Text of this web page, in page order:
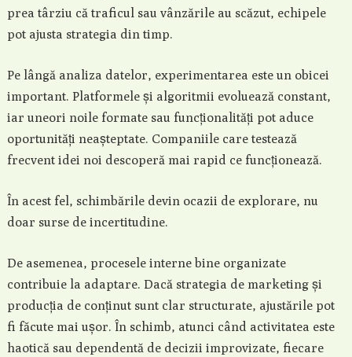
prea târziu că traficul sau vânzările au scăzut, echipele
pot ajusta strategia din timp.
Pe lângă analiza datelor, experimentarea este un obicei
important. Platformele și algoritmii evoluează constant,
iar uneori noile formate sau funcționalități pot aduce
oportunități neașteptate. Companiile care testează
frecvent idei noi descoperă mai rapid ce funcționează.
În acest fel, schimbările devin ocazii de explorare, nu
doar surse de incertitudine.
De asemenea, procesele interne bine organizate
contribuie la adaptare. Dacă strategia de marketing și
producția de conținut sunt clar structurate, ajustările pot
fi făcute mai ușor. În schimb, atunci când activitatea este
haotică sau dependentă de decizii improvizate, fiecare